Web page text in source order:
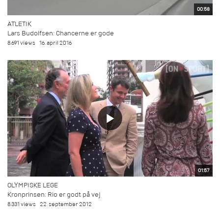
00:58
ATLETIK
Lars Budolfsen: Chancerne er gode
8.691 views 16. april 2016
01:57
OLYMPISKE LEGE
Kronprinsen: Rio er godt på vej
8.331 views 22. september 2012